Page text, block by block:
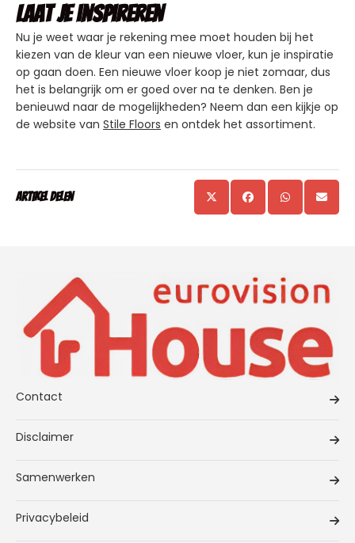
Laat je inspireren
Nu je weet waar je rekening mee moet houden bij het
kiezen van de kleur van een nieuwe vloer, kun je inspiratie
op gaan doen. Een nieuwe vloer koop je niet zomaar, dus
het is belangrijk om er goed over na te denken. Ben je
benieuwd naar de mogelijkheden? Neem dan een kijkje op
de website van Stile Floors en ontdek het assortiment.
Artikel delen
Contact
Disclaimer
Samenwerken
Privacybeleid